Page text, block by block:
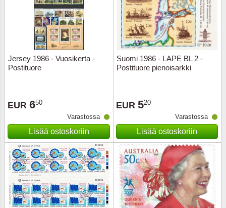
Jersey 1986 - Vuosikerta -
Postituore
EUR 650
Varastossa
Lisää ostoskoriin
Suomi 1986 - LAPE BL 2 -
Postituore pienoisarkki
EUR 520
Varastossa
Lisää ostoskoriin
Uusi
USA